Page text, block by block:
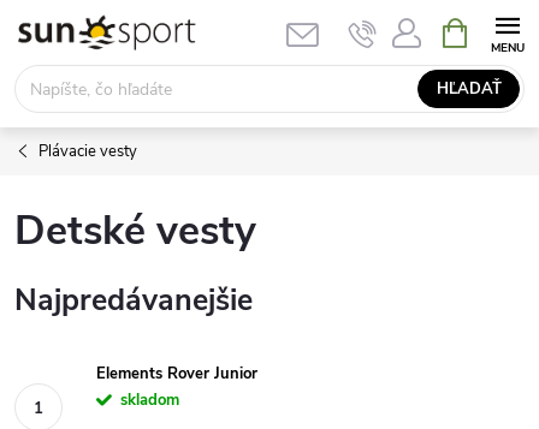
obsah
HĽADAŤ
KOŠÍK
Plávacie vesty
Detské vesty
Najpredávanejšie
Elements Rover Junior
skladom